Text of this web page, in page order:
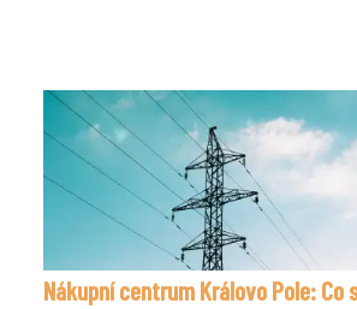
Nákupní centrum Královo Pole: Co